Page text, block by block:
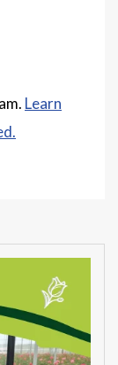
Learn